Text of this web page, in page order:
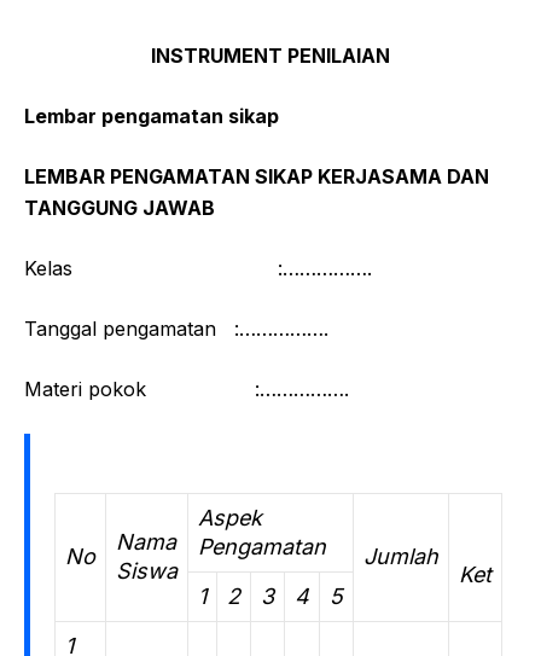
INSTRUMENT PENILAIAN
Lembar pengamatan sikap
LEMBAR PENGAMATAN SIKAP KERJASAMA DAN
TANGGUNG JAWAB
Kelas :…………….
Tanggal pengamatan :…………….
Materi pokok :…………….
No
Nama
Siswa
Aspek
Pengamatan
Jumlah
Ket
1
2 3 4
5
1